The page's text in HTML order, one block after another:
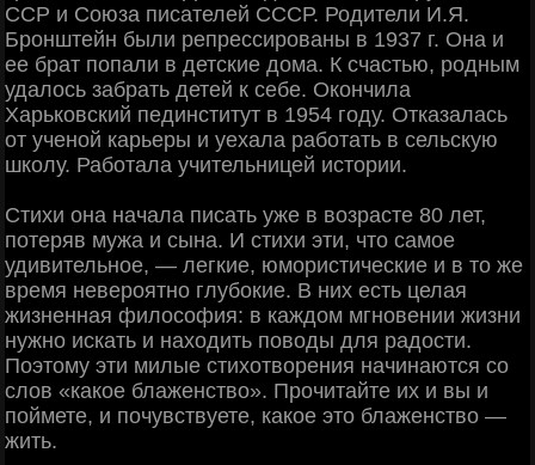
ССР и Союза писателей СССР. Родители И.Я.
Бронштейн были репрессированы в 1937 г. Она и
ее брат попали в детские дома. К счастью, родным
удалось забрать детей к себе. Окончила
Харьковский пединститут в 1954 году. Отказалась
от ученой карьеры и уехала работать в сельскую
школу. Работала учительницей истории.
Стихи она начала писать уже в возрасте 80 лет,
потеряв мужа и сына. И стихи эти, что самое
удивительное, — легкие, юмористические и в то же
время невероятно глубокие. В них есть целая
жизненная философия: в каждом мгновении жизни
нужно искать и находить поводы для радости.
Поэтому эти милые стихотворения начинаются со
слов «какое блаженство». Прочитайте их и вы и
поймете, и почувствуете, какое это блаженство —
жить.